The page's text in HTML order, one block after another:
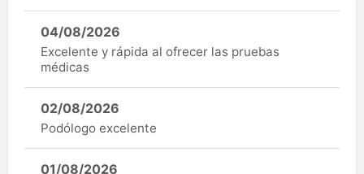
04/08/2026
Excelente y rápida al ofrecer las pruebas
médicas
02/08/2026
Podólogo excelente
01/08/2026